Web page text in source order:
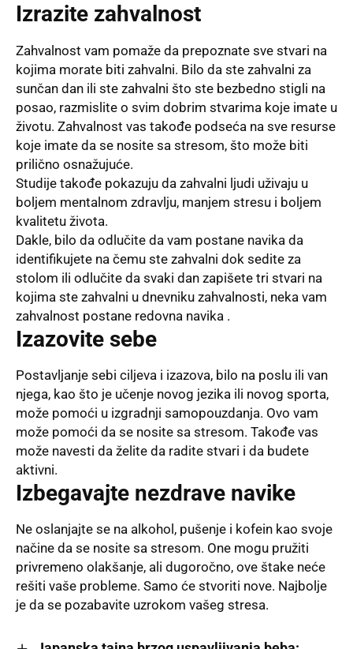
Izrazite zahvalnost
Zahvalnost vam pomaže da prepoznate sve stvari na
kojima morate biti zahvalni. Bilo da ste zahvalni za
sunčan dan ili ste zahvalni što ste bezbedno stigli na
posao, razmislite o svim dobrim stvarima koje imate u
životu. Zahvalnost vas takođe podseća na sve resurse
koje imate da se nosite sa stresom, što može biti
prilično osnažujuće.
Studije takođe pokazuju da zahvalni ljudi uživaju u
boljem mentalnom zdravlju, manjem stresu i boljem
kvalitetu života.
Dakle, bilo da odlučite da vam postane navika da
identifikujete na čemu ste zahvalni dok sedite za
stolom ili odlučite da svaki dan zapišete tri stvari na
kojima ste zahvalni u dnevniku zahvalnosti, neka vam
zahvalnost postane redovna navika .
Izazovite sebe
Postavljanje sebi ciljeva i izazova, bilo na poslu ili van
njega, kao što je učenje novog jezika ili novog sporta,
može pomoći u izgradnji samopouzdanja. Ovo vam
može pomoći da se nosite sa stresom. Takođe vas
može navesti da želite da radite stvari i da budete
aktivni.
Izbegavajte nezdrave navike
Ne oslanjajte se na alkohol, pušenje i kofein kao svoje
načine da se nosite sa stresom. One mogu pružiti
privremeno olakšanje, ali dugoročno, ove štake neće
rešiti vaše probleme. Samo će stvoriti nove. Najbolje
je da se pozabavite uzrokom vašeg stresa.